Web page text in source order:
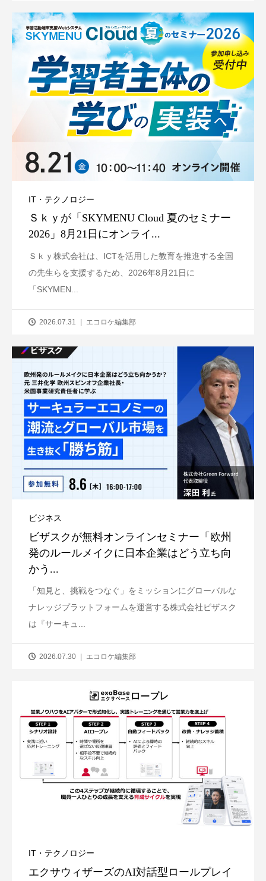
IT・テクノロジー
Ｓｋｙが「SKYMENU Cloud 夏のセミナー
2026」8月21日にオンライ...
Ｓｋｙ株式会社は、ICTを活用した教育を推進する全国
の先生らを支援するため、2026年8月21日に
「SKYMEN...
2026.07.31 エコロケ編集部
ビジネス
ビザスクが無料オンラインセミナー「欧州
発のルールメイクに日本企業はどう立ち向
かう...
「知見と、挑戦をつなぐ」をミッションにグローバルな
ナレッジプラットフォームを運営する株式会社ビザスク
は『サーキュ...
2026.07.30 エコロケ編集部
IT・テクノロジー
エクサウィザーズのAI対話型ロールプレイ